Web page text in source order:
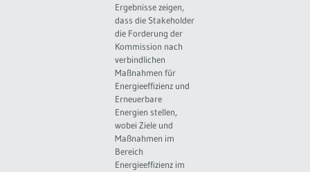
Ergebnisse zeigen,
dass die Stakeholder
die Forderung der
Kommission nach
verbindlichen
Maßnahmen für
Energieeffizienz und
Erneuerbare
Energien stellen,
wobei Ziele und
Maßnahmen im
Bereich
Energieeffizienz im